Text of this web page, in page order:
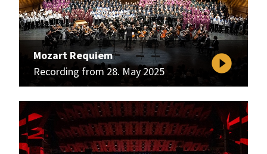
Mozart Requiem
Recording from 28. May 2025
play_circle_filled